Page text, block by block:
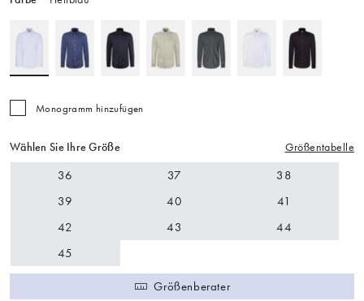
Monogramm hinzufügen
Wählen Sie Ihre Größe Größentabelle
36 37
38
39
40
41
42
43
44
45
Größenberater